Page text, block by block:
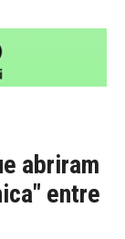
abriram
entre